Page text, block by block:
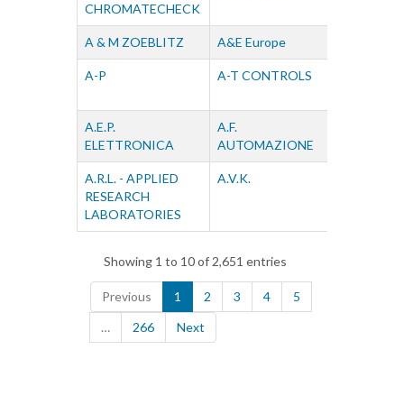
CHROMATECHECK
A & M ZOEBLITZ A&E Europe
A-P A-T CONTROLS
A.E.P.
ELETTRONICA
A.F.
AUTOMAZIONE
A.R.L. - APPLIED
RESEARCH
LABORATORIES
A.V.K.
Showing 1 to 10 of 2,651 entries
Previous 1 2 3 4
5
…
266 Next